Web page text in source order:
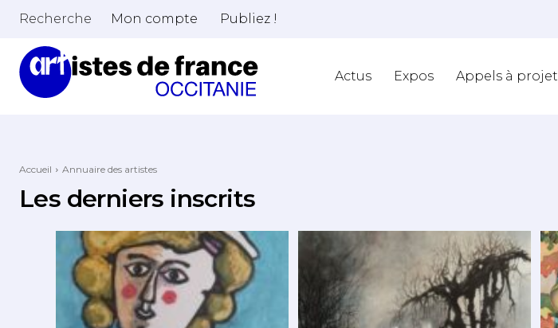
Recherche Mon compte Publiez !
Actus Expos Appels à projet
Accueil Annuaire des artistes
Les derniers inscrits